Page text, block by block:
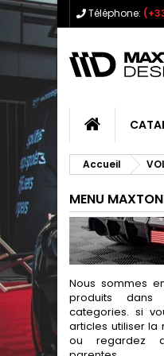
Téléphone:
Accueil
MENU
Nous sommes
produits dans
categories. si
articles utiliser la
ou regardez